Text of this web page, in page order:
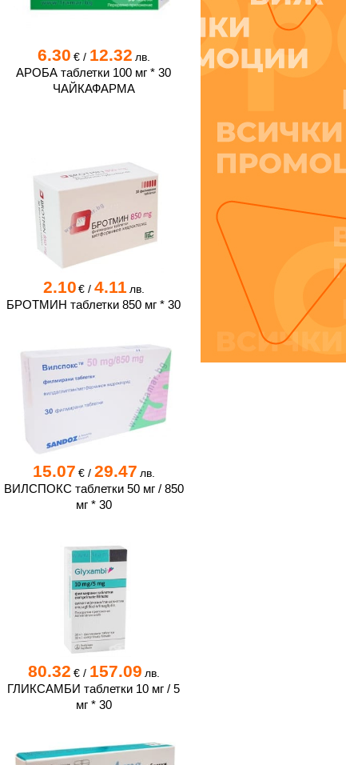
6.30 €/ 12.32 лв.
АРОБА таблетки 100 мг * 30
ЧАЙКАФАРМА
2.10 € /4.11 лв.
БРОТМИН таблетки 850 мг * 30
15.07 €/ 29.47 лв.
ВИЛСПОКС таблетки 50 мг / 850
мг * 30
80.32 €/ 157.09 лв.
ГЛИКСАМБИ таблетки 10 мг / 5
мг * 30